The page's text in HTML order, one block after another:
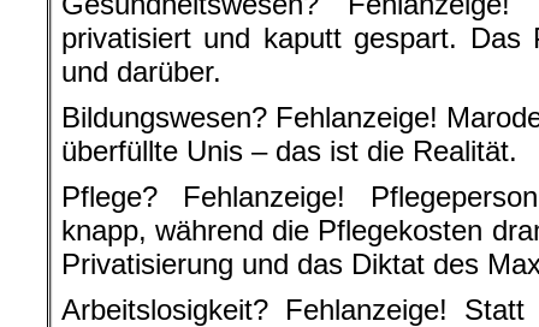
Pflege? Fehlanzeige!
knapp, während die Pflegekosten
Arbeitslosigkeit? Fehlanzeige!
einem Leben unter dem
Da hieß es immer: Es ist kein Geld